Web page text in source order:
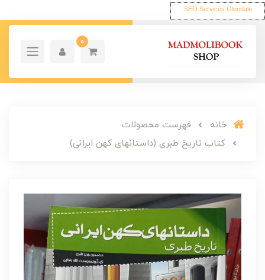
SEO Services Glendale
0
خانه
فهرست محصولات
کتاب تاریخ طبری (داستانهای کهن ایرانی)